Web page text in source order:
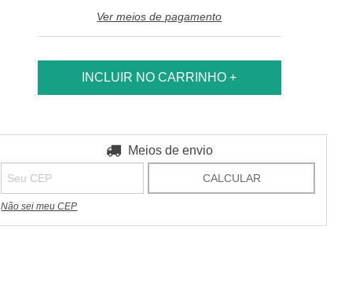
Ver meios de pagamento
Entregas para o CEP: Meios de envio
CALCULAR
Não sei meu CEP